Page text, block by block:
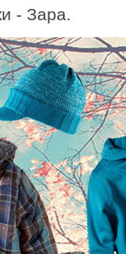
- Зара.